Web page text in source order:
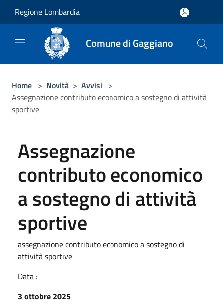
Regione Lombardia
Comune di Gaggiano
Home > Novità > Avvisi >
Assegnazione contributo economico a sostegno di attività
sportive
Assegnazione
contributo economico
a sostegno di attività
sportive
assegnazione contributo economico a sostegno di
attività sportive
Data :
3 ottobre 2025